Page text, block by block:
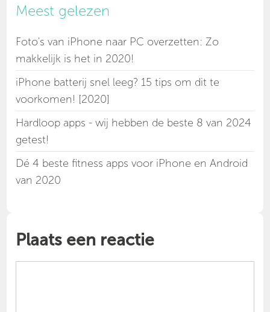
Meest gelezen
Foto's van iPhone naar PC overzetten: Zo
makkelijk is het in 2020!
iPhone batterij snel leeg? 15 tips om dit te
voorkomen! [2020]
Hardloop apps - wij hebben de beste 8 van 2024
getest!
Dé 4 beste fitness apps voor iPhone en Android
van 2020
Plaats een reactie